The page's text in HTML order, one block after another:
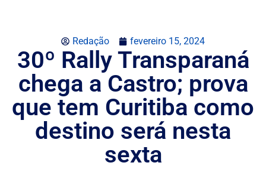
Redação fevereiro 15, 2024
30º Rally Transparaná
chega a Castro; prova
que tem Curitiba como
destino será nesta
sexta